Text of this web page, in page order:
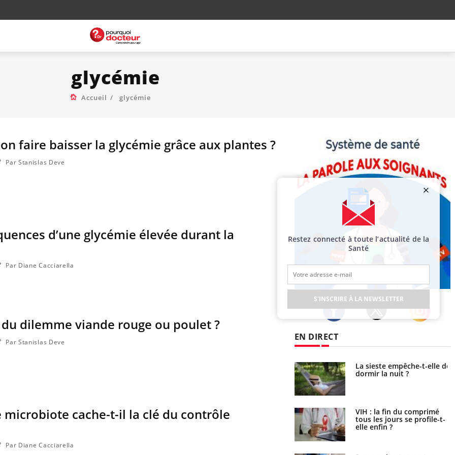
glycémie
Accueil glycémie
faire baisser la glycémie grâce aux plantes ?
Par Stanislas Deve
d’une glycémie élevée durant la
Par Diane Cacciarella
dilemme viande rouge ou poulet ?
Par Stanislas Deve
microbiote cache-t-il la clé du contrôle
Par Diane Cacciarella
EN DIRECT
Toujours connectés :
comment le travail
Les médicaments GLP-1
protègent-ils aussi les os ?
La sieste empêche-t-elle de
dormir la nuit ?
VIH : la fin du comprimé
tous les jours se profile-t-
elle enfin ?
Restez connecté à toute l’actualité de la
Santé
S'INSCRIRE À LA NEWSLETTER